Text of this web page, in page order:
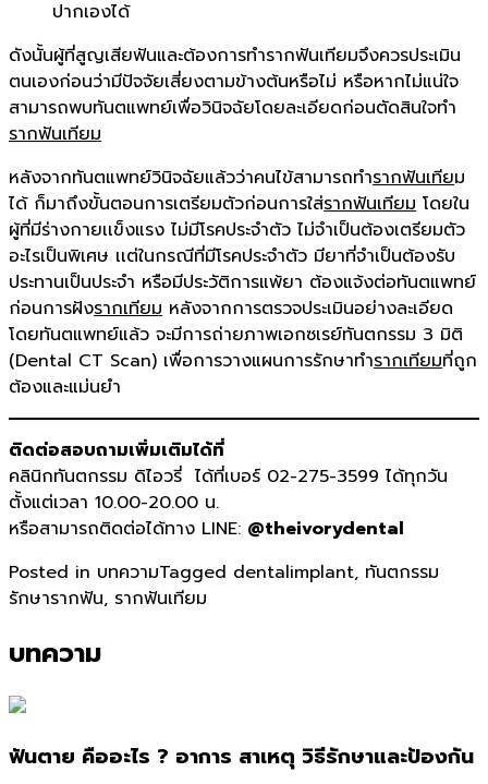
ปากเองได้
ดังนั้นผู้ที่สูญเสียฟันและต้องการทำรากฟันเทียมจึงควรประเมิน
ตนเองก่อนว่ามีปัจจัยเสี่ยงตามข้างต้นหรือไม่ หรือหากไม่แน่ใจ
สามารถพบทันตแพทย์เพื่อวินิจฉัยโดยละเอียดก่อนตัดสินใจทำ
รากฟันเทียม
หลังจากทันตแพทย์วินิจฉัยแล้วว่าคนไข้สามารถทำรากฟันเทียม
ได้ ก็มาถึงขั้นตอนการเตรียมตัวก่อนการใส่รากฟันเทียม โดยใน
ผู้ที่มีร่างกายเเข็งแรง ไม่มีโรคประจำตัว ไม่จำเป็นต้องเตรียมตัว
อะไรเป็นพิเศษ เเต่ในกรณีที่มีโรคประจำตัว มียาที่จำเป็นต้องรับ
ประทานเป็นประจำ หรือมีประวัติการแพ้ยา ต้องแจ้งต่อทันตแพทย์
ก่อนการฝังรากเทียม หลังจากการตรวจประเมินอย่างละเอียด
โดยทันตแพทย์แล้ว จะมีการถ่ายภาพเอกซเรย์ทันตกรรม 3 มิติ
(Dental CT Scan) เพื่อการวางแผนการรักษาทำรากเทียมที่ถูก
ต้องและแม่นยำ
ติดต่อสอบถามเพิ่มเติมได้ที่
คลินิกทันตกรรม ดิไอวรี่ ได้ที่เบอร์ 02-275-3599 ได้ทุกวัน
ตั้งแต่เวลา 10.00-20.00 น.
หรือสามารถติดต่อได้ทาง LINE: @theivorydental
Posted in บทความTagged dentalimplant, ทันตกรรม
รักษารากฟัน, รากฟันเทียม
บทความ
ฟันตาย คืออะไร ? อาการ สาเหตุ วิธีรักษาและป้องกัน